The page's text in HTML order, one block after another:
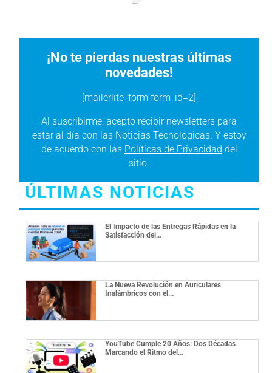
¡No te pierdas nuestras últimas
novedades!
[mailerlite_form form_id=2]
Al suscribirme, acepto recibir newsletters para
estar al día con las Noticias Tecnológicas. Y estoy
de acuerdo con las Políticas de Privacidad del
sitio.
ÚLTIMAS NOTICIAS
El Impacto de las Entregas Rápidas en la
Satisfacción del...
La Nueva Revolución en Auriculares
Inalámbricos con el...
YouTube Cumple 20 Años: Dos Décadas
Marcando el Ritmo del...